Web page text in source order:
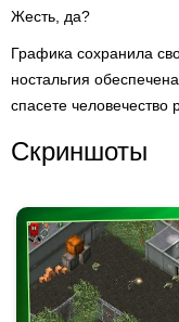
Жесть, да?
Графика сохранила
ностальгия
спасете человечество
Скриншоты